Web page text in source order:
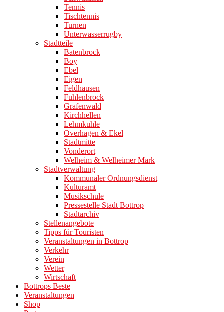
Tennis
Tischtennis
Turnen
Unterwasserrugby
Stadtteile
Batenbrock
Boy
Ebel
Eigen
Feldhausen
Fuhlenbrock
Grafenwald
Kirchhellen
Lehmkuhle
Overhagen & Ekel
Stadtmitte
Vonderort
Welheim & Welheimer Mark
Stadtverwaltung
Kommunaler Ordnungsdienst
Kulturamt
Musikschule
Pressestelle Stadt Bottrop
Stadtarchiv
Stellenangebote
Tipps für Touristen
Veranstaltungen in Bottrop
Verkehr
Verein
Wetter
Wirtschaft
Bottrops Beste
Veranstaltungen
Shop